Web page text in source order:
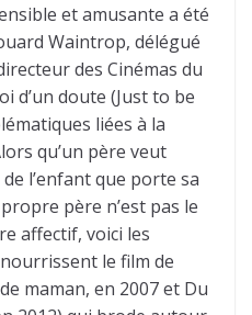
et amusante a été
Waintrop, délégué
des Cinémas du
d’un doute (Just to be
liées à la
qu’un père veut
l’enfant que porte sa
père n’est pas le
affectif, voici les
le film de
maman, en 2007 et Du